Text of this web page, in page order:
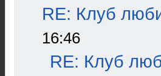
RE: Клуб
16:46
RE: Клуб